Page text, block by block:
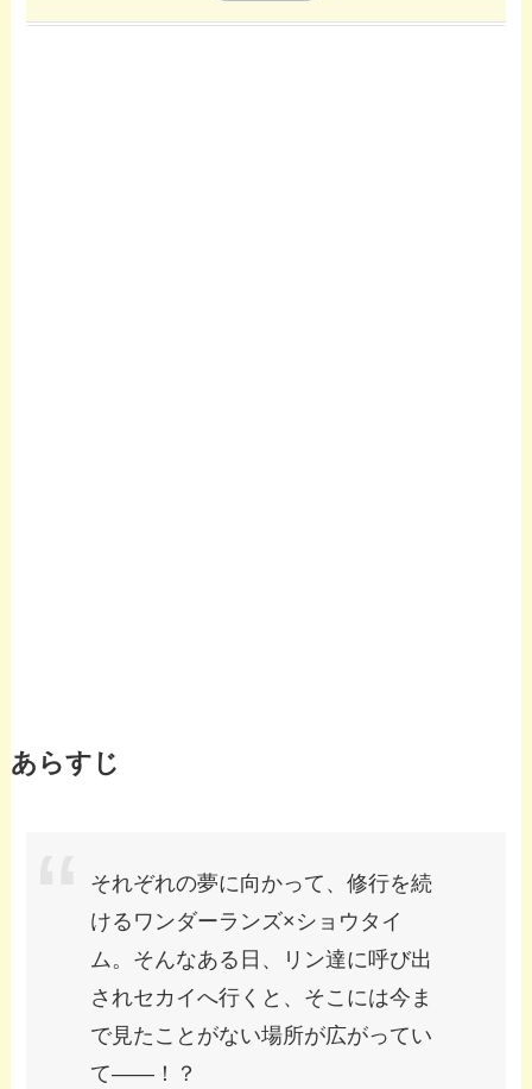
あらすじ
それぞれの夢に向かって、修行を続
けるワンダーランズ×ショウタイ
ム。そんなある日、リン達に呼び出
されセカイへ行くと、そこには今ま
で見たことがない場所が広がってい
て——！？